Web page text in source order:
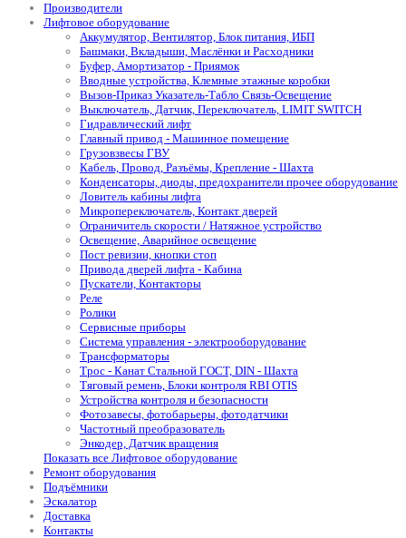
Производители
Лифтовое оборудование
Аккумулятор, Вентилятор, Блок питания, ИБП
Башмаки, Вкладыши, Маслёнки и Расходники
Буфер, Амортизатор - Приямок
Вводные устройства, Клемные этажные коробки
Вызов-Приказ Указатель-Табло Связь-Освещение
Выключатель, Датчик, Переключатель, LIMIT SWITCH
Гидравлический лифт
Главный привод - Машинное помещение
Грузовзвесы ГВУ
Кабель, Провод, Разъёмы, Крепление - Шахта
Конденсаторы, диоды, предохранители прочее оборудование
Ловитель кабины лифта
Микропереключатель, Контакт дверей
Ограничитель скорости / Натяжное устройство
Освещение, Аварийное освещение
Пост ревизии, кнопки стоп
Привода дверей лифта - Кабина
Пускатели, Контакторы
Реле
Ролики
Сервисные приборы
Система управления - электрооборудование
Трансформаторы
Трос - Канат Стальной ГОСТ, DIN - Шахта
Тяговый ремень, Блоки контроля RBI OTIS
Устройства контроля и безопасности
Фотозавесы, фотобарьеры, фотодатчики
Частотный преобразователь
Энкодер, Датчик вращения
Показать все Лифтовое оборудование
Ремонт оборудования
Подъёмники
Эскалатор
Доставка
Контакты